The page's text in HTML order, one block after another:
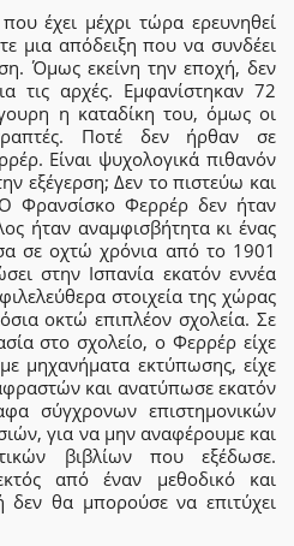
έχει μέχρι τώρα ερευνηθεί
μια απόδειξη που να συνδέει
Όμως εκείνη την εποχή, δεν
τις αρχές. Εμφανίστηκαν 72
η καταδίκη του, όμως οι
Ποτέ δεν ήρθαν σε
Είναι ψυχολογικά πιθανόν
εξέγερση; Δεν το πιστεύω και
Φρανσίσκο Φερρέρ δεν ήταν
ήταν αναμφισβήτητα κι ένας
σε οχτώ χρόνια από το 1901
στην Ισπανία εκατόν εννέα
στοιχεία της χώρας
οκτώ επιπλέον σχολεία. Σε
στο σχολείο, ο Φερρέρ είχε
μηχανήματα εκτύπωσης, είχε
και ανατύπωσε εκατόν
σύγχρονων επιστημονικών
για να μην αναφέρουμε και
βιβλίων που εξέδωσε.
από έναν μεθοδικό και
δεν θα μπορούσε να επιτύχει